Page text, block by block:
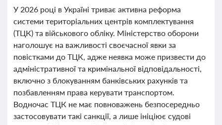
У 2026 році в Україні триває активна реформа
системи територіальних центрів комплектування
(ТЦК) та військового обліку. Міністерство оборони
наголошує на важливості своєчасної явки за
повістками до ТЦК, адже неявка може призвести до
адміністративної та кримінальної відповідальності,
включно з блокуванням банківських рахунків та
позбавленням права керувати транспортом.
Водночас ТЦК не має повноважень безпосередньо
застосовувати такі санкції, а лише ініціює судові